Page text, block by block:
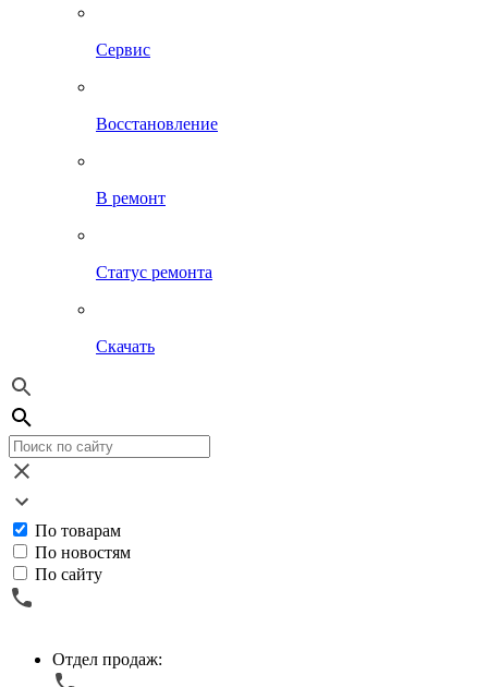
Сервис
Восстановление
В ремонт
Статус ремонта
Скачать
По товарам
По новостям
По сайту
Отдел продаж: